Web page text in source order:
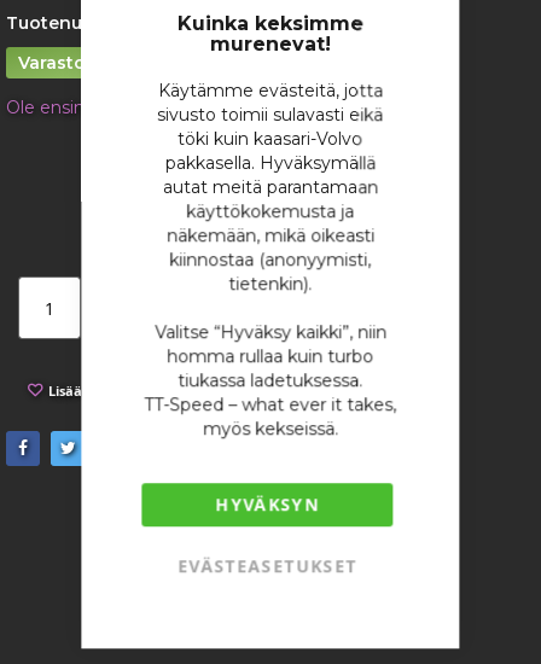
Kuinka keksimme
murenevat!
Käytämme evästeitä, jotta
sivusto toimii sulavasti eikä
töki kuin kaasari-Volvo
pakkasella. Hyväksymällä
autat meitä parantamaan
käyttökokemusta ja
näkemään, mikä oikeasti
kiinnostaa (anonyymisti,
tietenkin).
Valitse “Hyväksy kaikki”, niin
homma rullaa kuin turbo
tiukassa ladetuksessa.
TT-Speed – what ever it takes,
myös kekseissä.
HYVÄKSYN
EVÄSTEASETUKSET
gallery
Tuotenumero:
4292
Varastossa
Ole ensimmäinen tuotteen arvostelija
/ kappale
3,77 €
Lisää toivelistaan Lisää vertailuun